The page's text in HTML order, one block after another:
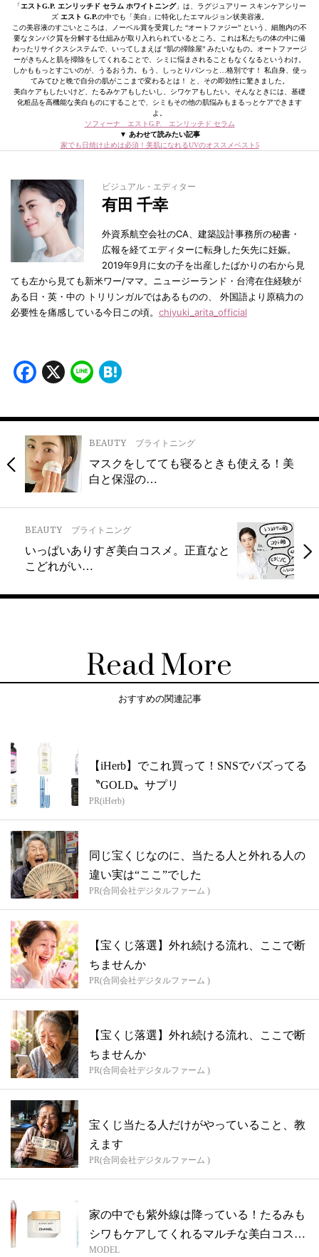
「エストG.P. エンリッチド セラム ホワイトニング」は、ラグジュアリー スキンケアシリー
ズ エスト G.P.の中でも「美白」に特化したエマルジョン状美容液。
この美容液のすごいところは、ノーベル賞を受賞した “オートファジー” という、細胞内の不
要なタンパク質を分解する仕組みが取り入れられているところ。これは私たちの体の中に備
わったリサイクスシステムで、いってしまえば “肌の掃除屋” みたいなもの。オートファージ
ーがきちんと肌を掃除をしてくれることで、シミに悩まされることもなくなるというわけ。
しかももっとすごいのが、うるおう力。もう、しっとりパンっと…格別です！ 私自身、使っ
てみてひと晩で自分の肌がここまで変わるとは！ と、その即効性に驚きました。
美白ケアもしたいけど、たるみケアもしたいし、シワケアもしたい。そんなときには、基礎
化粧品を高機能な美白ものにすることで、シミもその他の肌悩みもまるっとケアできます
よ。
ソフィーナ エストG.P. エンリッチド セラム
▼ あわせて読みたい記事
家でも日焼け止めは必須！美肌になれるUVのオススメベスト5
ビジュアル・エディター
有田 千幸
外資系航空会社のCA、建築設計事務所の秘書・
広報を経てエディターに転身した矢先に妊娠。
2019年9月に女の子を出産したばかりの右から見
ても左から見ても新米ワー/ママ。ニュージーランド・台湾在住経験が
ある日・英・中の トリリンガルではあるものの、 外国語より原稿力の
必要性を痛感している今日この頃。 chiyuki_arita_official
Facebook
X Line
BEAUTY ブライトニング
マスクをしてても寝るときも使える！美
白と保湿の…
BEAUTY ブライトニング
いっぱいありすぎ美白コスメ。正直なと
こどれがい…
Read More
おすすめの関連記事
【iHerb】でこれ買って！SNSでバズってる
〝GOLD〟サプリ
PR(iHerb)
同じ宝くじなのに、当たる人と外れる人の
違い実は“ここ”でした
PR(合同会社デジタルファーム )
【宝くじ落選】外れ続ける流れ、ここで断
ちませんか
PR(合同会社デジタルファーム )
【宝くじ落選】外れ続ける流れ、ここで断
ちませんか
PR(合同会社デジタルファーム )
宝くじ当たる人だけがやっていること、教
えます
PR(合同会社デジタルファーム )
家の中でも紫外線は降っている！たるみも
シワもケアしてくれるマルチな美白コスメ
３選
MODEL